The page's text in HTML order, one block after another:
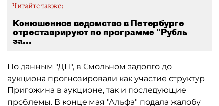
Читайте также:
Конюшенное ведомство в Петербурге
отреставрируют по программе "Рубль
за...
По данным "ДП", в Смольном задолго до
аукциона прогнозировали как участие структур
Пригожина в аукционе, так и последующие
проблемы. В конце мая "Альфа" подала жалобу